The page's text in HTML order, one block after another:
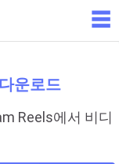
☰
운로드
Reels에서 비디